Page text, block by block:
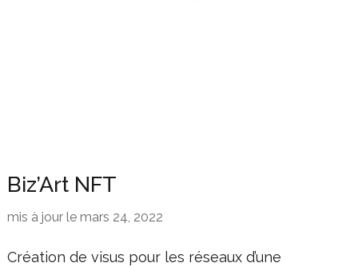
Biz’Art NFT
mis à jour le mars 24, 2022
Création de visus pour les réseaux d’une